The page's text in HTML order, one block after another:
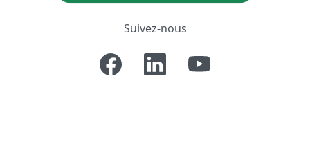
Suivez-nous